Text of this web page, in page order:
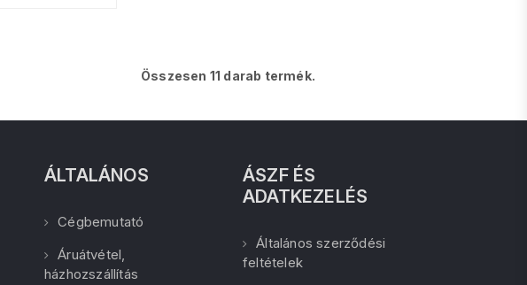
Összesen 11 darab termék.
ÁLTALÁNOS
Cégbemutató
Áruátvétel,
házhozszállítás
ÁSZF ÉS
ADATKEZELÉS
Általános szerződési
feltételek